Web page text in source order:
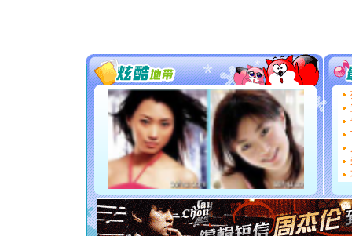
[圣诞节]
你太多
要平安！
[圣诞节]
能正大
天都要快
[圣诞节]
如意,快
[元旦]
看
断电。
你是我
[元旦]如
起；二是
离。水晶